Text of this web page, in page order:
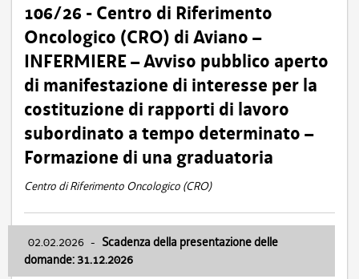
106/26 - Centro di Riferimento
Oncologico (CRO) di Aviano –
INFERMIERE – Avviso pubblico aperto
di manifestazione di interesse per la
costituzione di rapporti di lavoro
subordinato a tempo determinato –
Formazione di una graduatoria
Centro di Riferimento Oncologico (CRO)
02.02.2026 - Scadenza della presentazione delle
domande: 31.12.2026